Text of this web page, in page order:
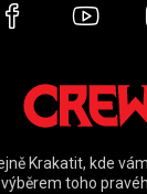
stránky
Facebook
Krakatit, kde
toho